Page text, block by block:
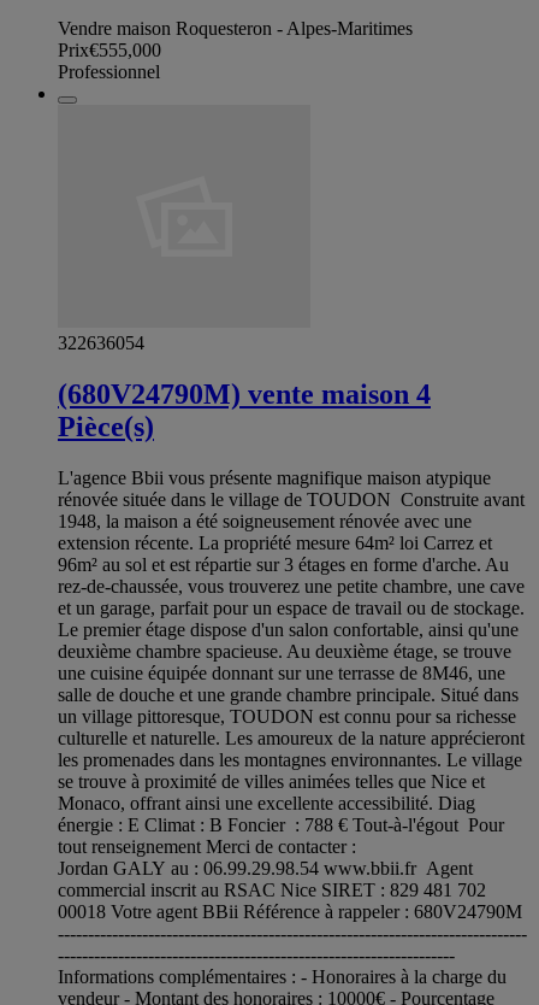
Vendre maison Roquesteron - Alpes-Maritimes
Prix€555,000
Professionnel
322636054
(680V24790M) vente maison 4
Pièce(s)
L'agence Bbii vous présente magnifique maison atypique
rénovée située dans le village de TOUDON Construite avant
1948, la maison a été soigneusement rénovée avec une
extension récente. La propriété mesure 64m² loi Carrez et
96m² au sol et est répartie sur 3 étages en forme d'arche. Au
rez-de-chaussée, vous trouverez une petite chambre, une cave
et un garage, parfait pour un espace de travail ou de stockage.
Le premier étage dispose d'un salon confortable, ainsi qu'une
deuxième chambre spacieuse. Au deuxième étage, se trouve
une cuisine équipée donnant sur une terrasse de 8M46, une
salle de douche et une grande chambre principale. Situé dans
un village pittoresque, TOUDON est connu pour sa richesse
culturelle et naturelle. Les amoureux de la nature apprécieront
les promenades dans les montagnes environnantes. Le village
se trouve à proximité de villes animées telles que Nice et
Monaco, offrant ainsi une excellente accessibilité. Diag
énergie : E Climat : B Foncier : 788 € Tout-à-l'égout Pour
tout renseignement Merci de contacter :
Jordan GALY au : 06.99.29.98.54 www.bbii.fr Agent
commercial inscrit au RSAC Nice SIRET : 829 481 702
00018 Votre agent BBii Référence à rappeler : 680V24790M
------------------------------------------------------------------------------
------------------------------------------------------------------
Informations complémentaires : - Honoraires à la charge du
vendeur - Montant des honoraires : 10000€ - Pourcentage